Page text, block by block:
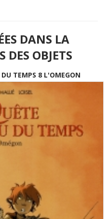
DANS LA
DES OBJETS
TEMPS 8 L'OMEGON